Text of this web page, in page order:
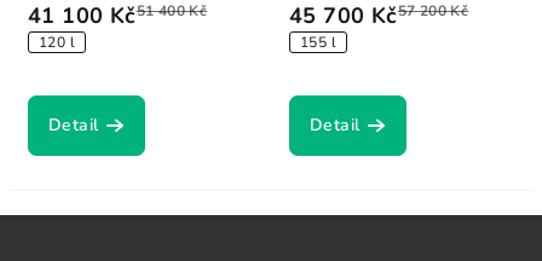
41 100 Kč51 400 Kč
120 l
Detail
45 700 Kč57 200 Kč
155 l
Detail